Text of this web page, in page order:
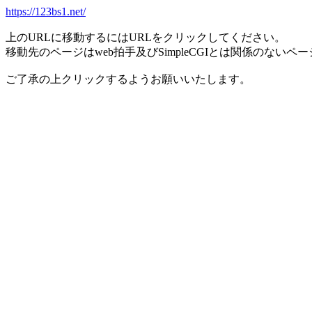
https://123bs1.net/
上のURLに移動するにはURLをクリックしてください。
移動先のページはweb拍手及びSimpleCGIとは関係のないペー
ご了承の上クリックするようお願いいたします。